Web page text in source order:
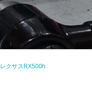
レクサスRX500h